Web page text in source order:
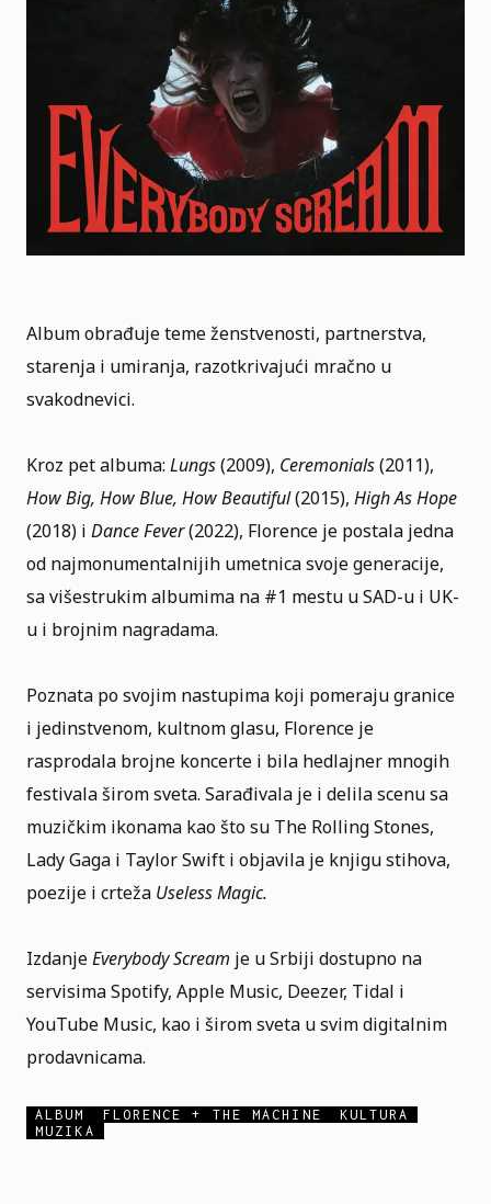
Album obrađuje teme ženstvenosti, partnerstva,
starenja i umiranja, razotkrivajući mračno u
svakodnevici.
Kroz pet albuma: Lungs(2009), Ceremonials(2011),
How Big, How Blue, How Beautiful(2015), High As Hope
(2018) i Dance Fever(2022), Florence je postala jedna
od najmonumentalnijih umetnica svoje generacije,
sa višestrukim albumima na #1 mestu u SAD-u i UK-
u i brojnim nagradama.
Poznata po svojim nastupima koji pomeraju granice
i jedinstvenom, kultnom glasu, Florence je
rasprodala brojne koncerte i bila hedlajner mnogih
festivala širom sveta. Sarađivala je i delila scenu sa
muzičkim ikonama kao što su The Rolling Stones,
Lady Gaga i Taylor Swift i objavila je knjigu stihova,
poezije i crteža Useless Magic.
IzdanjeEverybody Scream je u Srbiji dostupno na
servisima Spotify, Apple Music, Deezer, Tidal i
YouTube Music, kao i širom sveta u svim digitalnim
prodavnicama.
ALBUM FLORENCE + THE MACHINE
KULTURA
MUZIKA